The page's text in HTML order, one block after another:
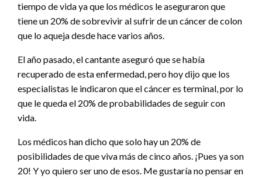
tiempo de vida ya que los médicos le aseguraron que
tiene un 20% de sobrevivir al sufrir de un cáncer de colon
que lo aqueja desde hace varios años.
El año pasado, el cantante aseguró que se había
recuperado de esta enfermedad, pero hoy dijo que los
especialistas le indicaron que el cáncer es terminal, por lo
que le queda el 20% de probabilidades de seguir con
vida.
Los médicos han dicho que solo hay un 20% de
posibilidades de que viva más de cinco años. ¡Pues ya son
20! Y yo quiero ser uno de esos. Me gustaría no pensar en